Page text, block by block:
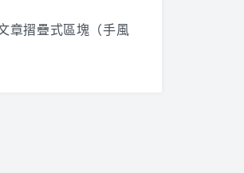
章摺疊式區塊（手風